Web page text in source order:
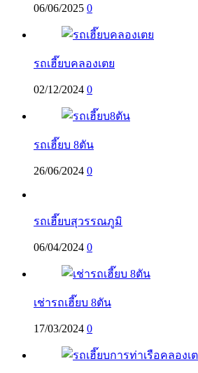
06/06/2025 0
รถเฮี๊ยบคลองเตย
02/12/2024 0
รถเฮี๊ยบ 8ตัน
26/06/2024 0
รถเฮี๊ยบสุวรรณภูมิ
06/04/2024 0
เช่ารถเฮี๊ยบ 8ตัน
17/03/2024 0